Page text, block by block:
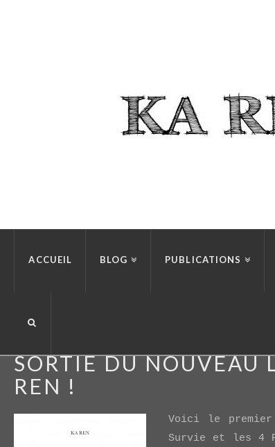
ACCUEIL BLOG PUBLICATIONS
SORTIE DU NOUVEAU
REN !
Voici le premier
Survie et les 4